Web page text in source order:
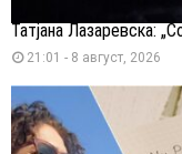
Татјана Лазаревска:
21:01 - 8 август, 2026